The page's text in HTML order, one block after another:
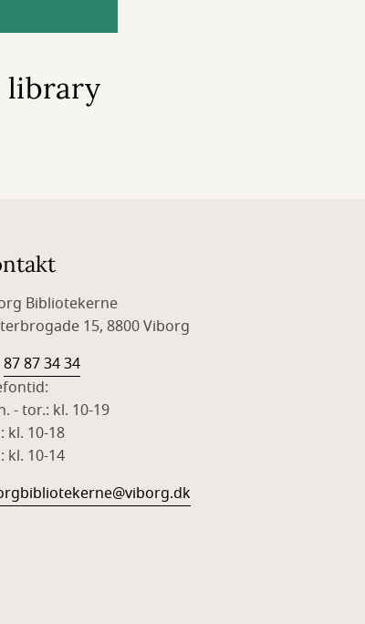
library
Bibliotekerne
15, 8800 Viborg
87 87 34 34
- tor.: kl. 10-19
kl. 10-18
kl. 10-14